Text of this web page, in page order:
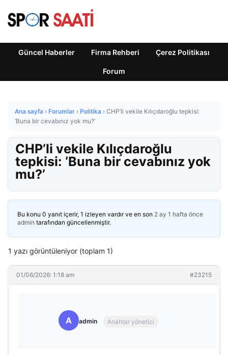
Güncel Haberler Firma Rehberi Çerez Politikası
Forum
Ana sayfa › Forumlar › Politika › CHP’li vekile Kılıçdaroğlu tepkisi:
‘Buna bir cevabınız yok mu?’
CHP’li vekile Kılıçdaroğlu
tepkisi: ‘Buna bir cevabınız yok
mu?’
Bu konu 0 yanıt içerir, 1 izleyen vardır ve en son 2 ay 1 hafta önce
admin tarafından güncellenmiştir.
1 yazı görüntüleniyor (toplam 1)
01/06/2026: 1:18 am #23215
A admin Anahtar yönetici